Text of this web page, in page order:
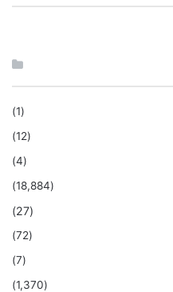
(1)
(12)
(4)
(18,884)
(27)
(72)
(7)
(1,370)